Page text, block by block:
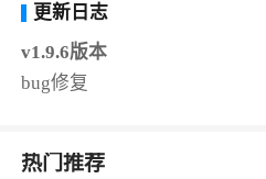
更新日志
v1.9.6版本
bug修复
热门推荐